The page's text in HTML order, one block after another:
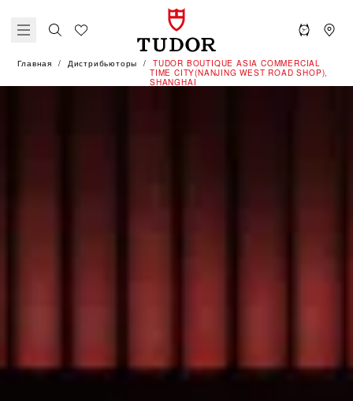
Главная Дистрибьюторы
‭TUDOR BOUTIQUE ASIA COMMERCIAL
TIME CITY(NANJING WEST ROAD SHOP),
SHANGHAI‬